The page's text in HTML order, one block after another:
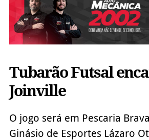
Tubarão Futsal
Joinville
O jogo será em Pescaria
Ginásio de Esportes Lázaro